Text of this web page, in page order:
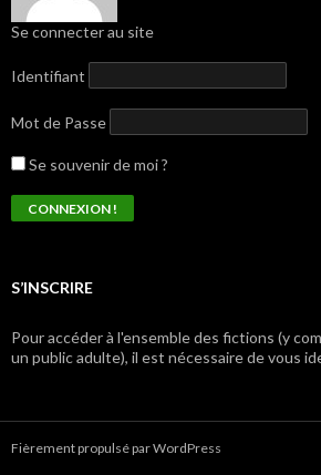
Se connecter au site
Identifiant
Mot de Passe
Se souvenir de moi ?
S’INSCRIRE
Pour accéder à l'ensemble des fictions (y
un public adulte), il est nécessaire de vous
Fièrement propulsé par WordPress